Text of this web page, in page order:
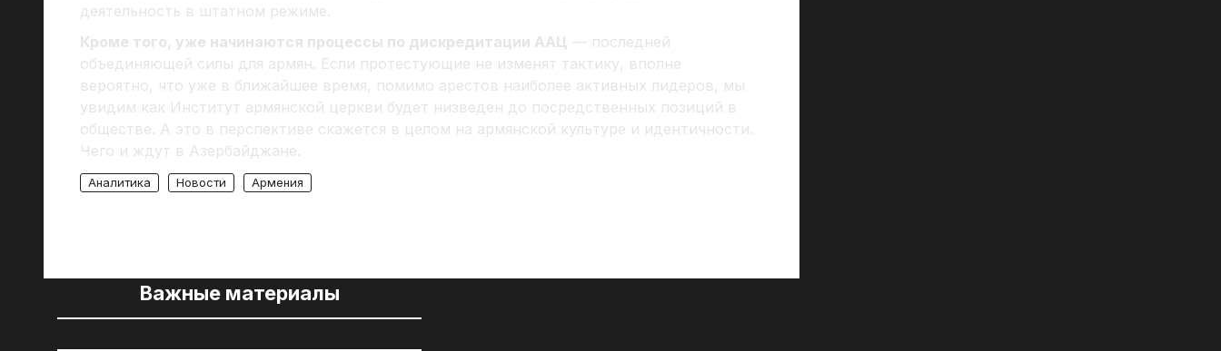
деятельность в штатном режиме.
Кроме того, уже начинаются процессы по дискредитации ААЦ — последней
объединяющей силы для армян. Если протестующие не изменят тактику, вполне
вероятно, что уже в ближайшее время, помимо арестов наиболее активных лидеров, мы
увидим как Институт армянской церкви будет низведен до посредственных позиций в
обществе. А это в перспективе скажется в целом на армянской культуре и идентичности.
Чего и ждут в Азербайджане.
Аналитика Новости Армения
Важные материалы